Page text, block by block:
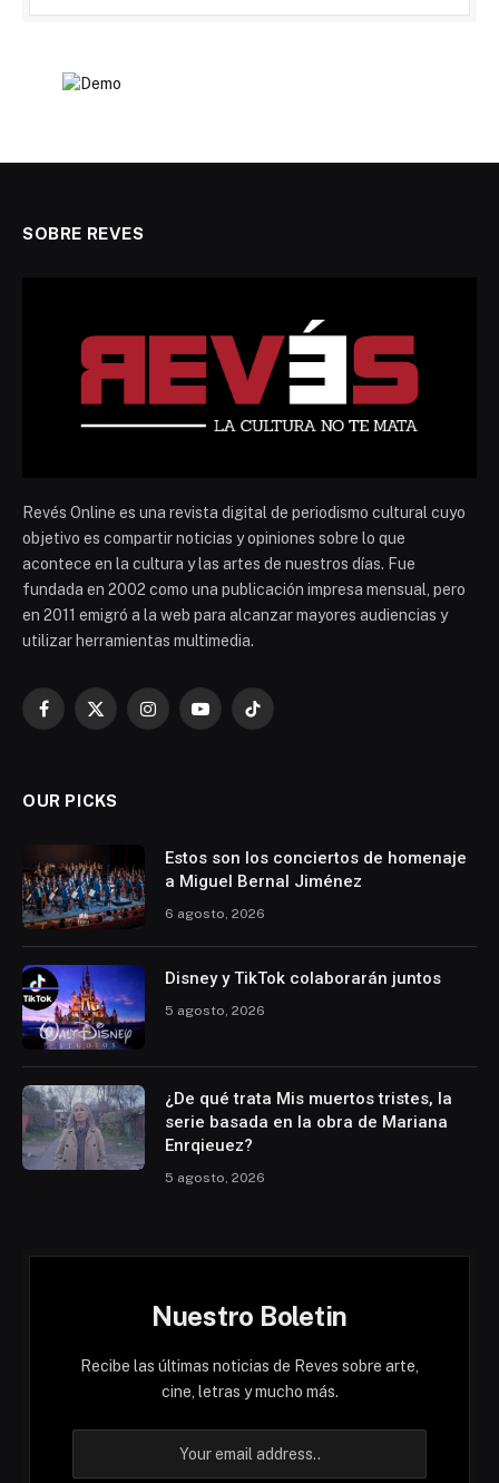
SOBRE REVES
Revés Online es una revista digital de periodismo cultural cuyo
objetivo es compartir noticias y opiniones sobre lo que
acontece en la cultura y las artes de nuestros días. Fue
fundada en 2002 como una publicación impresa mensual, pero
en 2011 emigró a la web para alcanzar mayores audiencias y
utilizar herramientas multimedia.
Facebook
X
InstagramYouTubeTikTok
OUR PICKS
Estos son los conciertos de homenaje
a Miguel Bernal Jiménez
6 agosto, 2026
Disney y TikTok colaborarán juntos
5 agosto, 2026
¿De qué trata Mis muertos tristes, la
serie basada en la obra de Mariana
Enrqieuez?
5 agosto, 2026
Nuestro Boletin
Recibe las últimas noticias de Reves sobre arte,
cine, letras y mucho más.